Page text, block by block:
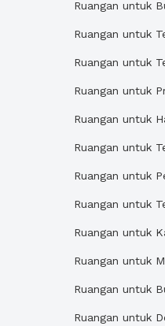
Ruangan untuk
Ruangan untuk
Ruangan untuk
Ruangan untuk
Ruangan untuk
Ruangan untuk
Ruangan untuk
Ruangan untuk
Ruangan untuk
Ruangan untuk
Ruangan untuk
Ruangan untuk